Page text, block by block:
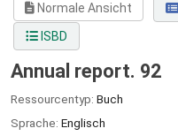
Normale Ansicht
ISBD
Annual report. 92
Ressourcentyp: Buch
Sprache: Englisch